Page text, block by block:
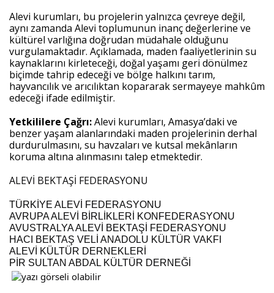
Alevi kurumları, bu projelerin yalnızca çevreye değil,
aynı zamanda Alevi toplumunun inanç değerlerine ve
kültürel varlığına doğrudan müdahale olduğunu
vurgulamaktadır. Açıklamada, maden faaliyetlerinin su
kaynaklarını kirleteceği, doğal yaşamı geri dönülmez
biçimde tahrip edeceği ve bölge halkını tarım,
hayvancılık ve arıcılıktan kopararak sermayeye mahkûm
edeceği ifade edilmiştir.
Yetkililere Çağrı: Alevi kurumları, Amasya’daki ve
benzer yaşam alanlarındaki maden projelerinin derhal
durdurulmasını, su havzaları ve kutsal mekânların
koruma altına alınmasını talep etmektedir.
ALEVİ BEKTAŞİ FEDERASYONU
TÜRKİYE ALEVİ FEDERASYONU
AVRUPA ALEVİ BİRLİKLERİ KONFEDERASYONU
AVUSTRALYA ALEVİ BEKTAŞİ FEDERASYONU
HACI BEKTAŞ VELİ ANADOLU KÜLTÜR VAKFI
ALEVİ KÜLTÜR DERNEKLERİ
PİR SULTAN ABDAL KÜLTÜR DERNEĞİ